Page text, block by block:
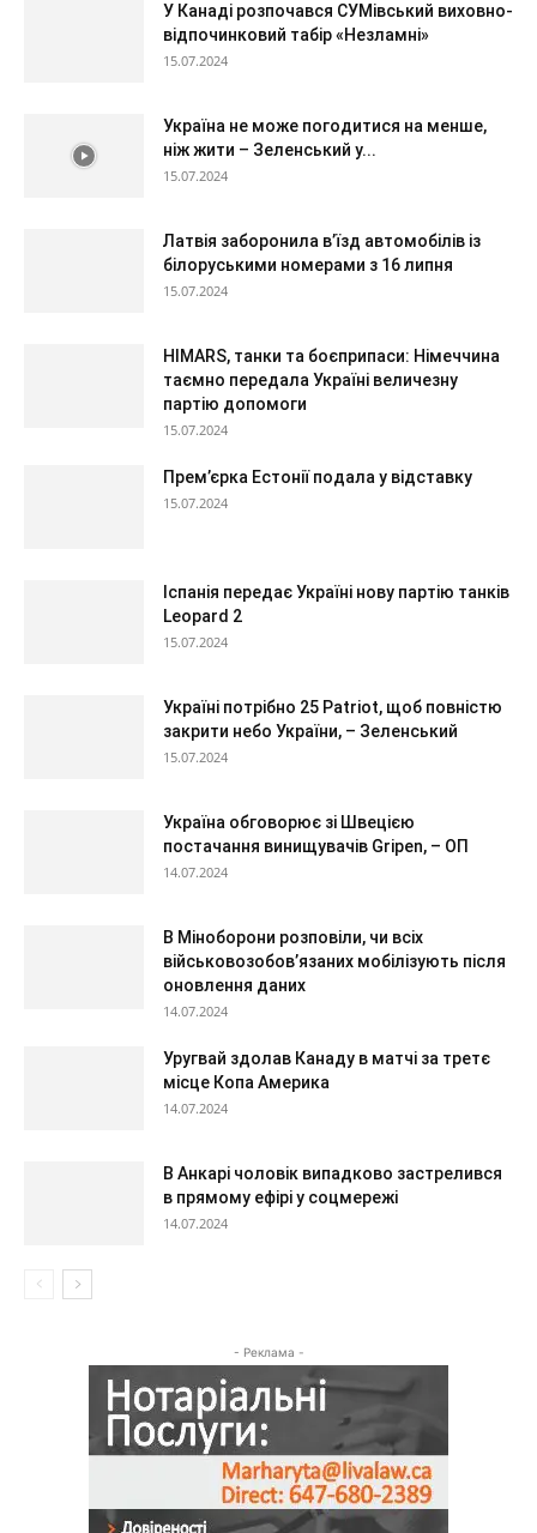
У Канаді розпочався СУМівський виховно-
відпочинковий табір «Незламні»
15.07.2024
Україна не може погодитися на менше,
ніж жити – Зеленський у...
15.07.2024
Латвія заборонила в’їзд автомобілів із
білоруськими номерами з 16 липня
15.07.2024
HIMARS, танки та боєприпаси: Німеччина
таємно передала Україні величезну
партію допомоги
15.07.2024
Прем’єрка Естонії подала у відставку
15.07.2024
Іспанія передає Україні нову партію танків
Leopard 2
15.07.2024
Україні потрібно 25 Patriot, щоб повністю
закрити небо України, – Зеленський
15.07.2024
Україна обговорює зі Швецією
постачання винищувачів Gripen, – ОП
14.07.2024
В Міноборони розповіли, чи всіх
військовозобов’язаних мобілізують після
оновлення даних
14.07.2024
Уругвай здолав Канаду в матчі за третє
місце Копа Америка
14.07.2024
В Анкарі чоловік випадково застрелився
в прямому ефірі у соцмережі
14.07.2024
- Реклама -